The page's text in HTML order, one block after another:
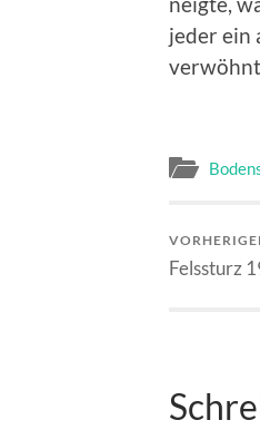
jeder ein
Felssturz